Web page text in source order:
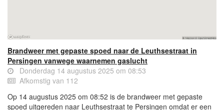
Brandweer met gepaste spoed naar de Leuthsestraat in
Persingen vanwege waarnemen gaslucht
Donderdag 14 augustus 2025 om 08:53
Afkomstig van 112
Op 14 augustus 2025 om 08:52 is de brandweer met gepaste
spoed uitgereden naar Leuthsestraat te Persingen omdat er een